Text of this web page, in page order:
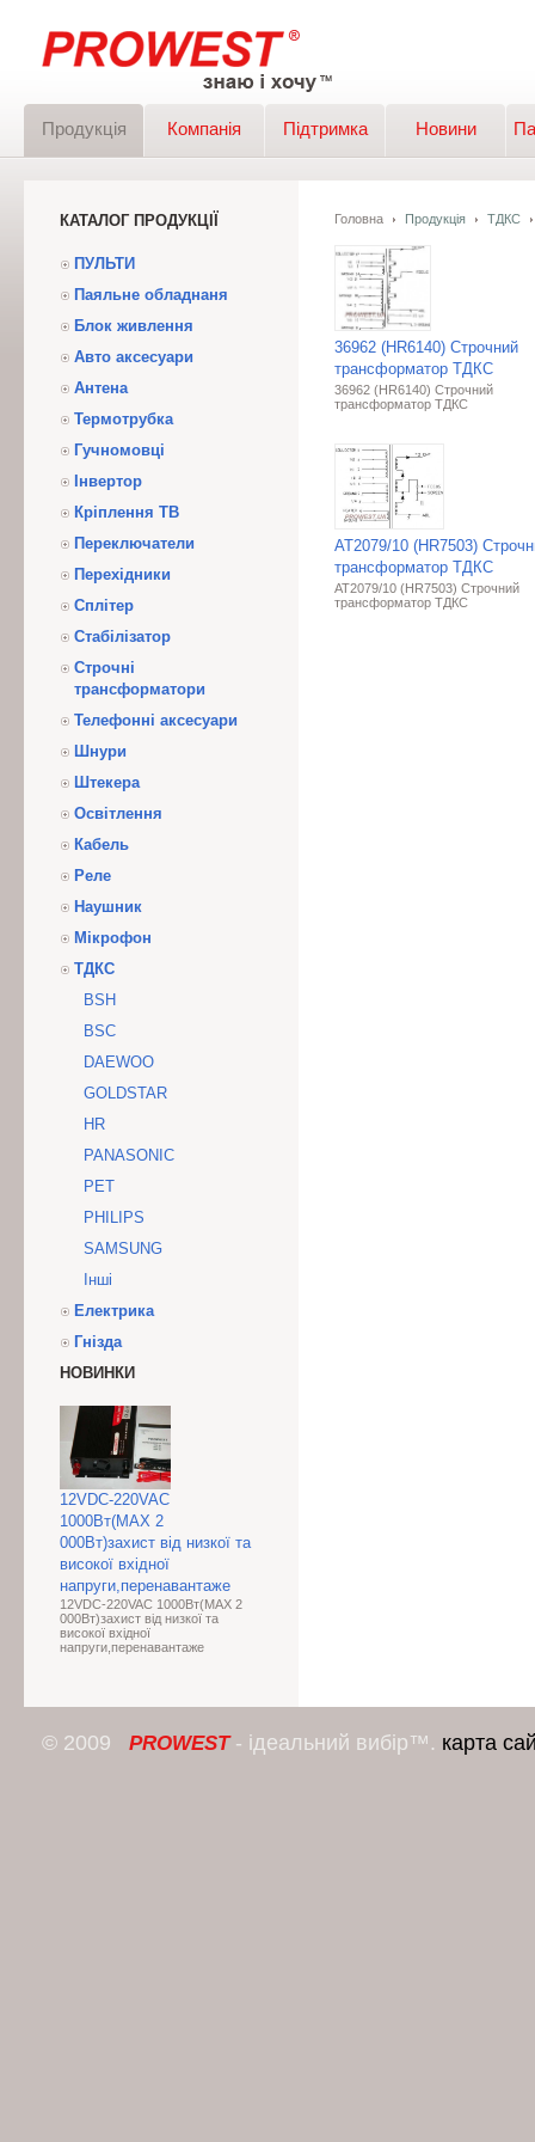
Продукція Компанія Підтримка Новини
КАТАЛОГ ПРОДУКЦІЇ
ПУЛЬТИ
Паяльне обладнаня
Блок живлення
Авто аксесуари
Антена
Термотрубка
Гучномовці
Інвертор
Кріплення ТВ
Переключатели
Перехідники
Сплітер
Стабілізатор
Строчні
трансформатори
Телефонні аксесуари
Шнури
Штекера
Освітлення
Кабель
Реле
Наушник
Мікрофон
ТДКС
BSH
BSC
DAEWOO
GOLDSTAR
HR
PANASONIC
PET
PHILIPS
SAMSUNG
Інші
Електрика
Гнізда
НОВИНКИ
12VDC-220VAC
1000Вт(МАХ 2
000Вт)захист від низкої та
високої вхідної
напруги,перенавантаже
12VDC-220VAC 1000Вт(МАХ 2
000Вт)захист від низкої та
високої вхідної
напруги,перенавантаже
Головна Продукція ТДКС
36962 (HR6140) Строчний
трансформатор ТДКС
36962 (HR6140) Строчний
трансформатор ТДКС
AT2079/10 (HR7503)
трансформатор ТДКС
AT2079/10 (HR7503) Строчний
трансформатор ТДКС
© 2009 PROWEST- ідеальний вибір™. карта